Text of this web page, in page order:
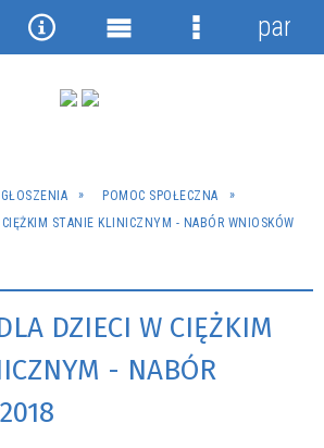
POMOC SPOŁECZNA
STANIE KLINICZNYM - NABÓR WNIOSKÓW
DZIECI W CIĘŻKIM
- NABÓR
NarzędziaMenu
Menu
panel